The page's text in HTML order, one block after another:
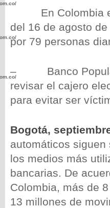
En Colombia
del 16 de agosto
por 79 personas
– Banco Popular
revisar el cajero
para evitar ser
Bogotá,
automáticos
los medios más
bancarias. De
Colombia, más de
13 millones de
wp-
wp-
wp-
wp-
wp-